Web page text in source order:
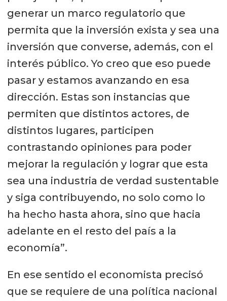
generar un marco regulatorio que
permita que la inversión exista y sea una
inversión que converse, además, con el
interés público. Yo creo que eso puede
pasar y estamos avanzando en esa
dirección. Estas son instancias que
permiten que distintos actores, de
distintos lugares, participen
contrastando opiniones para poder
mejorar la regulación y lograr que esta
sea una industria de verdad sustentable
y siga contribuyendo, no solo como lo
ha hecho hasta ahora, sino que hacia
adelante en el resto del país a la
economía”.
En ese sentido el economista precisó
que se requiere de una política nacional